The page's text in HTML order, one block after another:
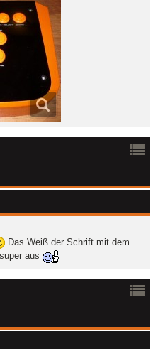
Das Weiß der Schrift mit dem
aus